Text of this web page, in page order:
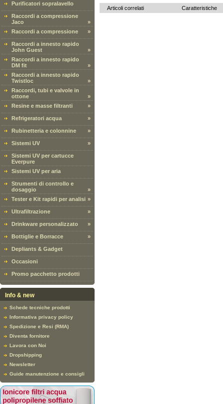
Purificatori sopralavello
Raccordi a compressione
Jaco
»
Raccordi a compressione
»
Raccordi a innesto rapido
John Guest
»
Raccordi a innesto rapido
DM fit
»
Raccordi a innesto rapido
Twistloc
»
Raccordi, tubi e valvole in
ottone
»
Resine e masse filtranti
»
Refrigeratori acqua »
Rubinetteria e colonnine »
Sistemi UV »
Sistemi UV per cartucce
Everpure
Sistemi UV per aria
Strumenti di controllo e
dosaggio
»
Tester e Kit rapidi per analisi »
Ultrafiltrazione »
Drinkware personalizzato »
Bottiglie e Borracce »
Depliants & Gadget
Occasioni
Promo pacchetto prodotti
Info & new
Schede tecniche prodotti
Informativa privacy policy
Spedizione e Resi (RMA)
Diventa fornitore
Lavora con Noi
Dropshipping
Newsletter
Guide manutenzione e consigli
Articoli correlati Caratteristiche